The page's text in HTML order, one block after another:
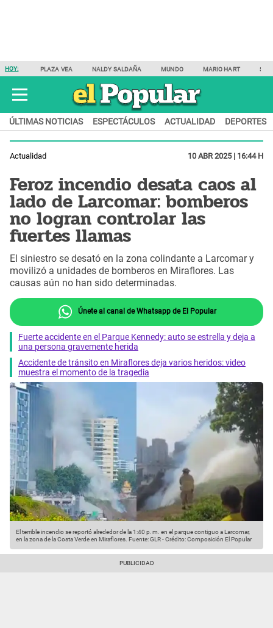
HOY: PLAZA VEA NALDY SALDAÑA MUNDO MARIO HART
ÚLTIMAS NOTICIAS ESPECTÁCULOS ACTUALIDAD DEPORTES
Actualidad 10 ABR 2025 | 16:44 H
Feroz incendio desata caos al
lado de Larcomar: bomberos
no logran controlar las
fuertes llamas
El siniestro se desató en la zona colindante a Larcomar y
movilizó a unidades de bomberos en Miraflores. Las
causas aún no han sido determinadas.
Únete al canal de Whatsapp de El Popular
Fuerte accidente en el Parque Kennedy: auto se estrella y deja a
una persona gravemente herida
Accidente de tránsito en Miraflores deja varios heridos: video
muestra el momento de la tragedia
El terrible incendio se reportó alrededor de la 1:40 p. m. en el parque contiguo a Larcomar,
en la zona de la Costa Verde en Miraflores. Fuente: GLR-Crédito: Composición El Popular